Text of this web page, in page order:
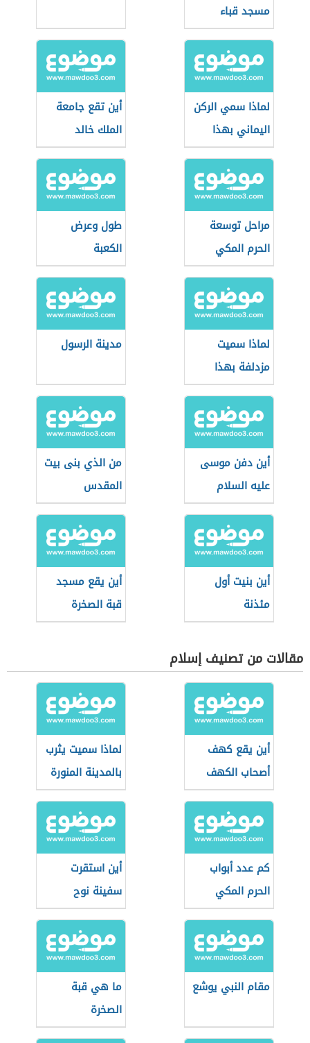
مسجد قباء
لماذا سمي الركن
اليماني بهذا
الاسم
أين تقع جامعة
الملك خالد
مراحل توسعة
الحرم المكي
طول وعرض
الكعبة
لماذا سميت
مزدلفة بهذا
الاسم
مدينة الرسول
أين دفن موسى
عليه السلام
من الذي بنى بيت
المقدس
أين بنيت أول
مئذنة
أين يقع مسجد
قبة الصخرة
مقالات من تصنيف إسلام
أين يقع كهف
أصحاب الكهف
لماذا سميت يثرب
بالمدينة المنورة
كم عدد أبواب
الحرم المكي
أين استقرت
سفينة نوح
مقام النبي يوشع
ما هي قبة
الصخرة